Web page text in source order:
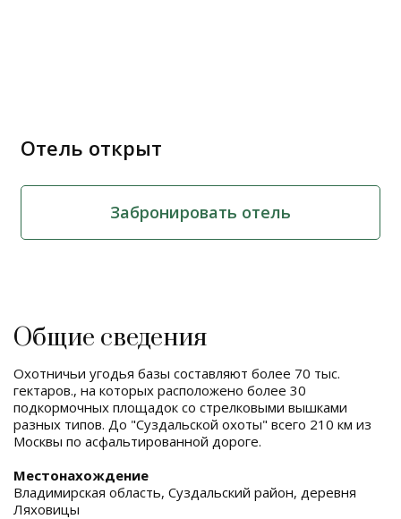
Общие сведения
Охотничьи угодья базы составляют более 70 тыс.
гектаров., на которых расположено более 30
подкормочных площадок со стрелковыми вышками
разных типов. До "Суздальской охоты" всего 210 км из
Москвы по асфальтированной дороге.
Местонахождение
Владимирская область, Суздальский район, деревня
Ляховицы
Отель открыт
Забронировать отель